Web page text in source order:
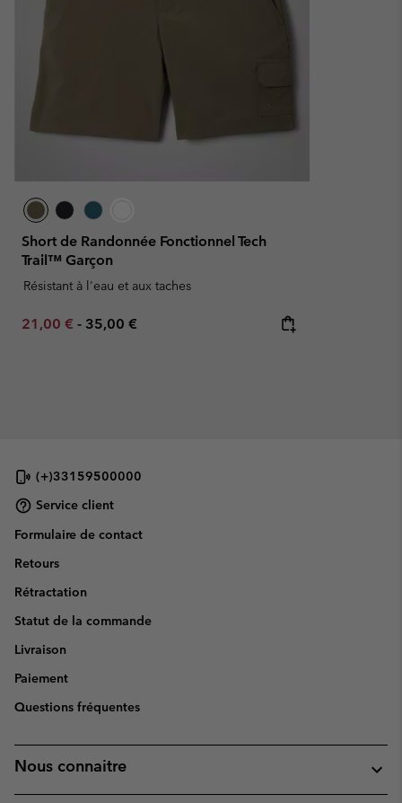
Short de Randonnée Fonctionnel Tech
Trail™ Garçon
Résistant à l'eau et aux taches
Minimum sale price:
21,00 € - Maximum price:
35,00 €
(+)33159500000
Service client
Formulaire de contact
Retours
Rétractation
Statut de la commande
Livraison
Paiement
Questions fréquentes
Nous connaitre